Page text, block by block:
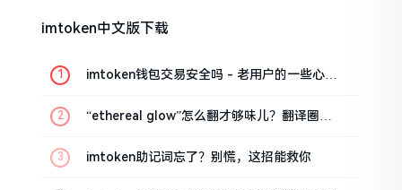
imtoken中文版下载
imtoken钱包交易安全吗 - 老用户的一些心里
“ethereal glow”怎么翻才够味儿？翻译圈老
imtoken助记词忘了？别慌，这招能救你